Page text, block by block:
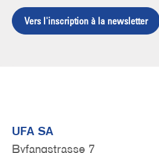
Vers l'inscription à la newsletter
UFA SA
Byfangstrasse 7